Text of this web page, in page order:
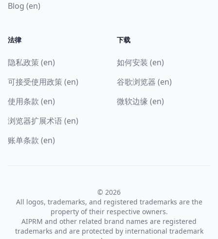
Blog (en)
法律
隐私政策 (en)
可接受使用政策 (en)
使用条款 (en)
浏览器扩展术语 (en)
账单条款 (en)
下载
如何安装 (en)
谷歌浏览器 (en)
微软边缘 (en)
© 2026
All logos, trademarks, and registered trademarks are the
property of their respective owners.
AIPRM and other related brand names are registered
trademarks and are protected by international trademark